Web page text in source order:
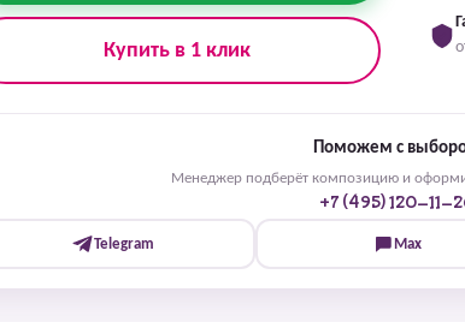
Купить в 1 клик
Поможем с
Менеджер подберёт композицию и
+7 (495) 120-11-
Telegram Max